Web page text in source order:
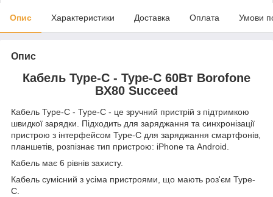
Опис Характеристики Доставка Оплата Умови
Опис
Кабель Type-C - Type-C 60Вт Borofone
BX80 Succeed
Кабель Type-C - Type-C - це зручний пристрій з підтримкою
швидкої зарядки. Підходить для заряджання та синхронізації
пристрою з інтерфейсом Type-C для заряджання смартфонів,
планшетів, розпізнає тип пристрою: iPhone та Android.
Кабель має 6 рівнів захисту.
Кабель сумісний з усіма пристроями, що мають роз'єм Type-
C.